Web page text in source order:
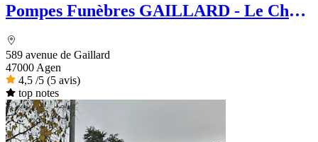
Pompes Funèbres GAILLARD - Le Choix
589 avenue de Gaillard
47000 Agen
4,5 /5 (5 avis)
top notes